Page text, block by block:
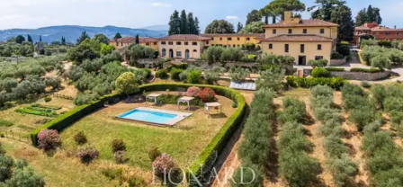
panoramisch overloopzwembad,
betegelde
zonneterrassen en een ruime parkeerplaats, aangevuld
met eenbioactieve moestuingewijd aan
seizoensgebonden biologische gewassen. Het landgoed
strekt zich verder uit over 9,5 hectare, gedomineerd
door eenmonumentale olijfgaard,in de regio bekend
om de productie van een Toscaanse extra vierge